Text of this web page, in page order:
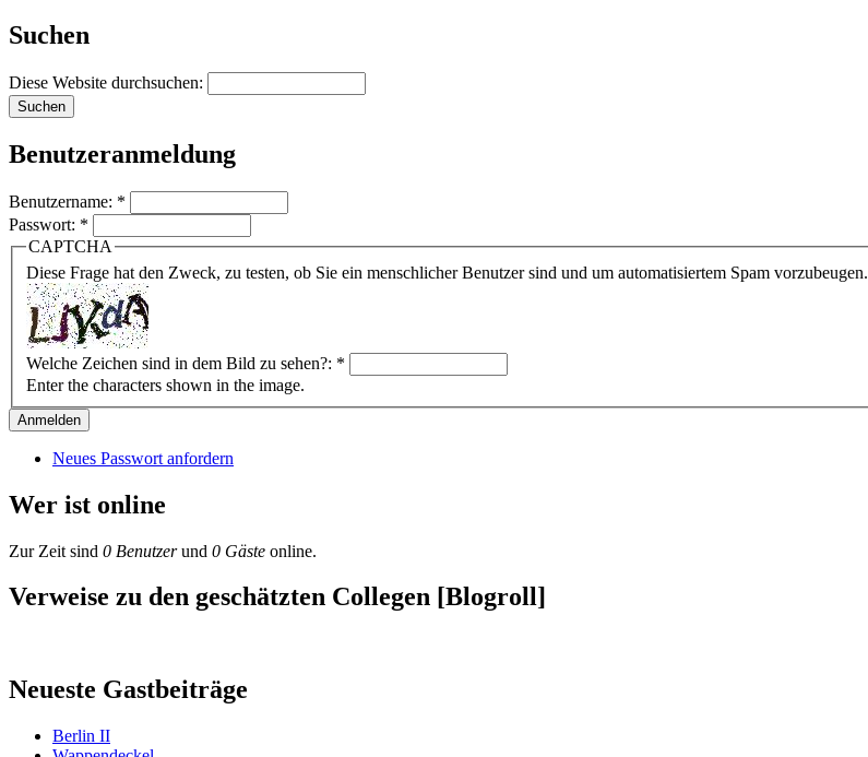
Suchen
Diese Website durchsuchen:
Benutzeranmeldung
Benutzername: *
Passwort: *
CAPTCHA
Diese Frage hat den Zweck, zu testen, ob Sie ein menschlicher Benutzer sind und um automatisiertem Spam vorzubeugen.
Welche Zeichen sind in dem Bild zu sehen?: *
Enter the characters shown in the image.
Neues Passwort anfordern
Wer ist online
Zur Zeit sind 0 Benutzerund 0 Gäste online.
Verweise zu den geschätzten Collegen [Blogroll]
Neueste Gastbeiträge
Berlin II